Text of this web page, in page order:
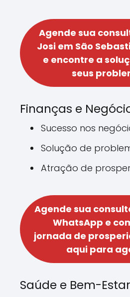
Agende sua
Josi em São
e encontre a
seus
Finanças e
Sucesso nos
Solução de
Atração de
Agende sua
WhatsApp e
jornada de
aqui para
Saúde e Bem-Estar